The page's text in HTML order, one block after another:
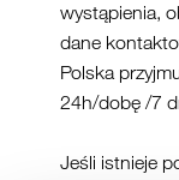
wystąpienia,
dane
Polska
24h/dobę /7
Jeśli istnieje